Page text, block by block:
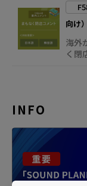
向け
海外
く閉
INFO